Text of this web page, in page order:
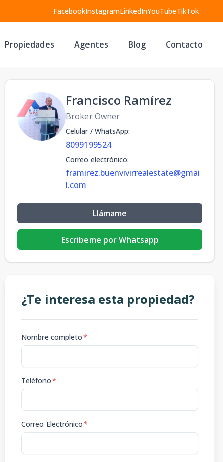
FacebookInstagramLinkedInYouTubeTikTok
Propiedades Agentes Blog Contacto
Francisco Ramírez
Broker Owner
Celular / WhatsApp:
8099199524
Correo electrónico:
framirez.buenvivirrealestate@gmai
l.com
Llámame
Escribeme por Whatsapp
¿Te interesa esta propiedad?
Nombre completo*
Teléfono*
Correo Electrónico*